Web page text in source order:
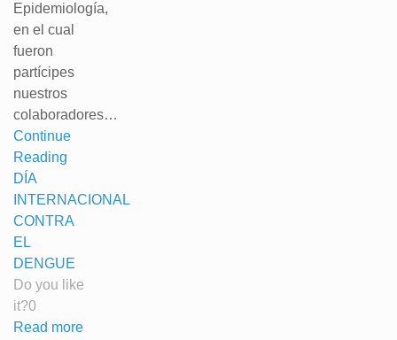
Epidemiología,
en el cual
fueron
partícipes
nuestros
colaboradores…
Continue
Reading
DÍA
INTERNACIONAL
CONTRA
EL
DENGUE
Do you like
it?0
Read more